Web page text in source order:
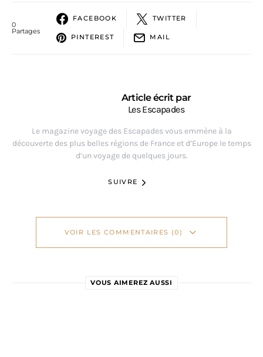
0
Partages
FACEBOOK TWITTER
PINTEREST MAIL
Article écrit par
Les Escapades
Le magazine voyage des Escapades vous emmène à la
découverte des plus belles régions de France et d’Europe le temps
d’un voyage de quelques jours.
SUIVRE
VOIR LES COMMENTAIRES (0)
VOUS AIMEREZ AUSSI